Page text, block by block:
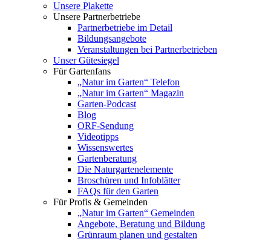
Unsere Plakette
Unsere Partnerbetriebe
Partnerbetriebe im Detail
Bildungsangebote
Veranstaltungen bei Partnerbetrieben
Unser Gütesiegel
Für Gartenfans
„Natur im Garten“ Telefon
„Natur im Garten“ Magazin
Garten-Podcast
Blog
ORF-Sendung
Videotipps
Wissenswertes
Gartenberatung
Die Naturgartenelemente
Broschüren und Infoblätter
FAQs für den Garten
Für Profis & Gemeinden
„Natur im Garten“ Gemeinden
Angebote, Beratung und Bildung
Grünraum planen und gestalten